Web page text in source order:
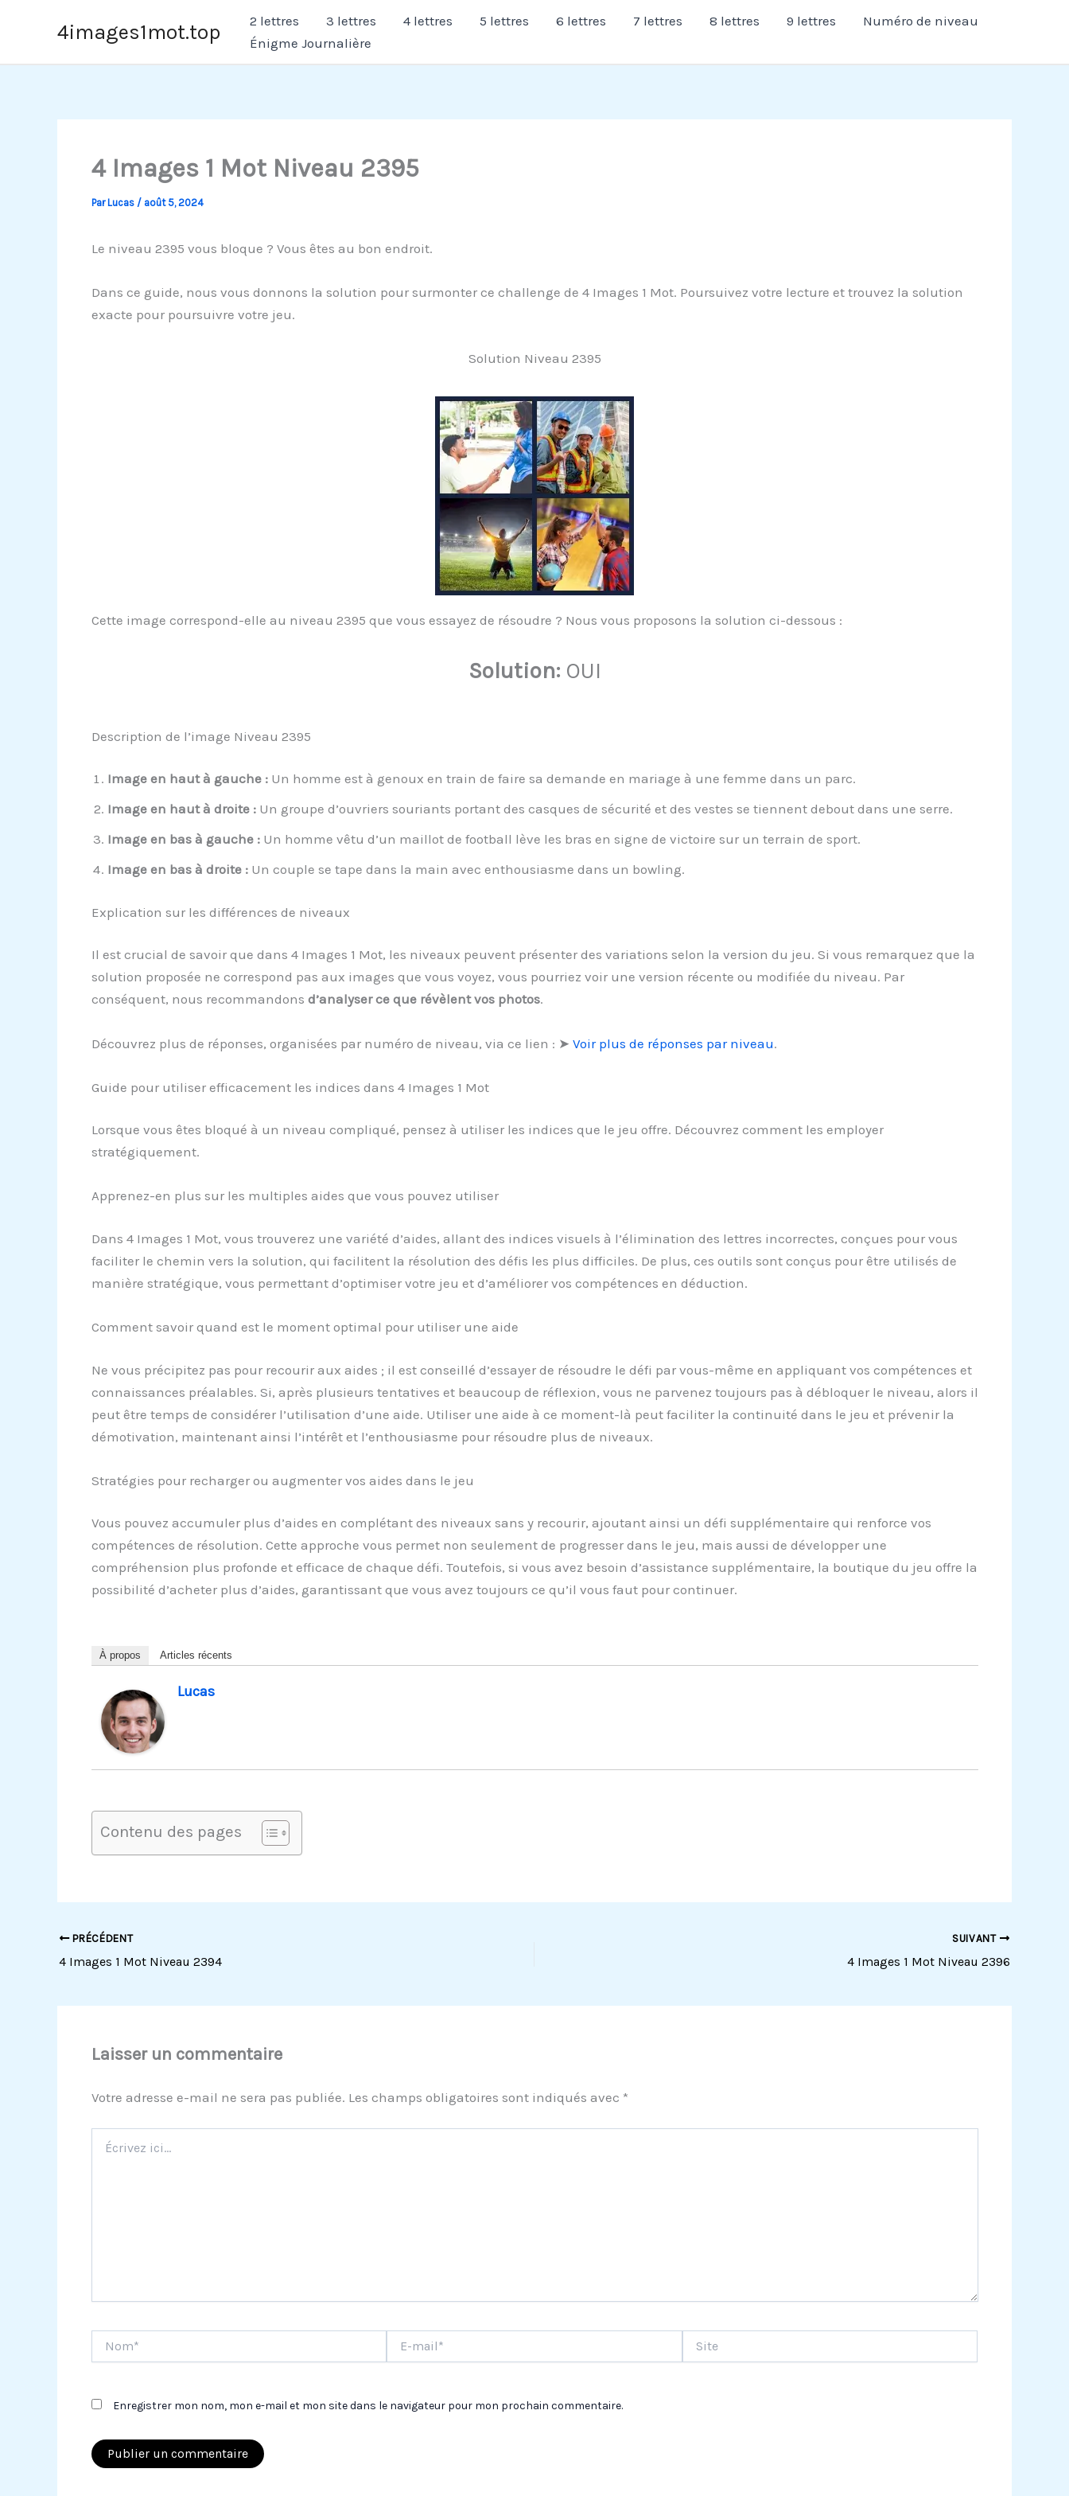
4images1mot.top 2 lettres 3 lettres 4 lettres 5 lettres 6 lettres 7 lettres 8 lettres 9 lettres
Numéro de niveau
Énigme Journalière
4 Images 1 Mot Niveau 2395
ParLucas / août 5, 2024
Le niveau 2395 vous bloque ? Vous êtes au bon endroit.
Dans ce guide, nous vous donnons la solution pour surmonter ce challenge de 4 Images 1 Mot. Poursuivez votre lecture et trouvez la solution
exacte pour poursuivre votre jeu.
Solution Niveau 2395
Cette image correspond-elle au niveau 2395 que vous essayez de résoudre ? Nous vous proposons la solution ci-dessous :
Solution: OUI
Description de l’image Niveau 2395
Image en haut à gauche :Un homme est à genoux en train de faire sa demande en mariage à une femme dans un parc.
Image en haut à droite :Un groupe d’ouvriers souriants portant des casques de sécurité et des vestes se tiennent debout dans une serre.
Image en bas à gauche :Un homme vêtu d’un maillot de football lève les bras en signe de victoire sur un terrain de sport.
Image en bas à droite :Un couple se tape dans la main avec enthousiasme dans un bowling.
Explication sur les différences de niveaux
Il est crucial de savoir que dans 4 Images 1 Mot, les niveaux peuvent présenter des variations selon la version du jeu. Si vous remarquez que la
solution proposée ne correspond pas aux images que vous voyez, vous pourriez voir une version récente ou modifiée du niveau. Par
conséquent, nous recommandons d’analyser ce que révèlent vos photos.
Découvrez plus de réponses, organisées par numéro de niveau, via ce lien : ➤ Voir plus de réponses par niveau.
Guide pour utiliser efficacement les indices dans 4 Images 1 Mot
Lorsque vous êtes bloqué à un niveau compliqué, pensez à utiliser les indices que le jeu offre. Découvrez comment les employer
stratégiquement.
Apprenez-en plus sur les multiples aides que vous pouvez utiliser
Dans 4 Images 1 Mot, vous trouverez une variété d’aides, allant des indices visuels à l’élimination des lettres incorrectes, conçues pour vous
faciliter le chemin vers la solution, qui facilitent la résolution des défis les plus difficiles. De plus, ces outils sont conçus pour être utilisés de
manière stratégique, vous permettant d’optimiser votre jeu et d’améliorer vos compétences en déduction.
Comment savoir quand est le moment optimal pour utiliser une aide
Ne vous précipitez pas pour recourir aux aides ; il est conseillé d’essayer de résoudre le défi par vous-même en appliquant vos compétences et
connaissances préalables. Si, après plusieurs tentatives et beaucoup de réflexion, vous ne parvenez toujours pas à débloquer le niveau, alors il
peut être temps de considérer l’utilisation d’une aide. Utiliser une aide à ce moment-là peut faciliter la continuité dans le jeu et prévenir la
démotivation, maintenant ainsi l’intérêt et l’enthousiasme pour résoudre plus de niveaux.
Stratégies pour recharger ou augmenter vos aides dans le jeu
Vous pouvez accumuler plus d’aides en complétant des niveaux sans y recourir, ajoutant ainsi un défi supplémentaire qui renforce vos
compétences de résolution. Cette approche vous permet non seulement de progresser dans le jeu, mais aussi de développer une
compréhension plus profonde et efficace de chaque défi. Toutefois, si vous avez besoin d’assistance supplémentaire, la boutique du jeu offre la
possibilité d’acheter plus d’aides, garantissant que vous avez toujours ce qu’il vous faut pour continuer.
À propos Articles récents
Lucas
Contenu des pages
PRÉCÉDENT
4 Images 1 Mot Niveau 2394
SUIVANT
4 Images 1 Mot Niveau 2396
Laisser un commentaire
Votre adresse e-mail ne sera pas publiée. Les champs obligatoires sont indiqués avec *
ici…
mail*
Enregistrer mon nom, mon e-mail et mon site dans le navigateur pour mon prochain commentaire.